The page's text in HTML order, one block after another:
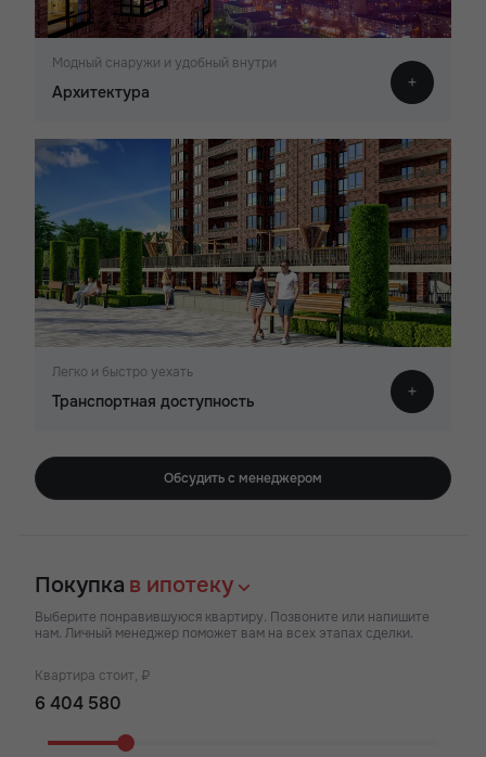
Модный снаружи и удобный внутри
Архитектура
Легко и быстро уехать
Транспортная доступность
Обсудить с менеджером
Покупка в ипотеку
Выберите понравившуюся квартиру. Позвоните или напишите
нам. Личный менеджер поможет вам на всех этапах сделки.
Квартира стоит, ₽